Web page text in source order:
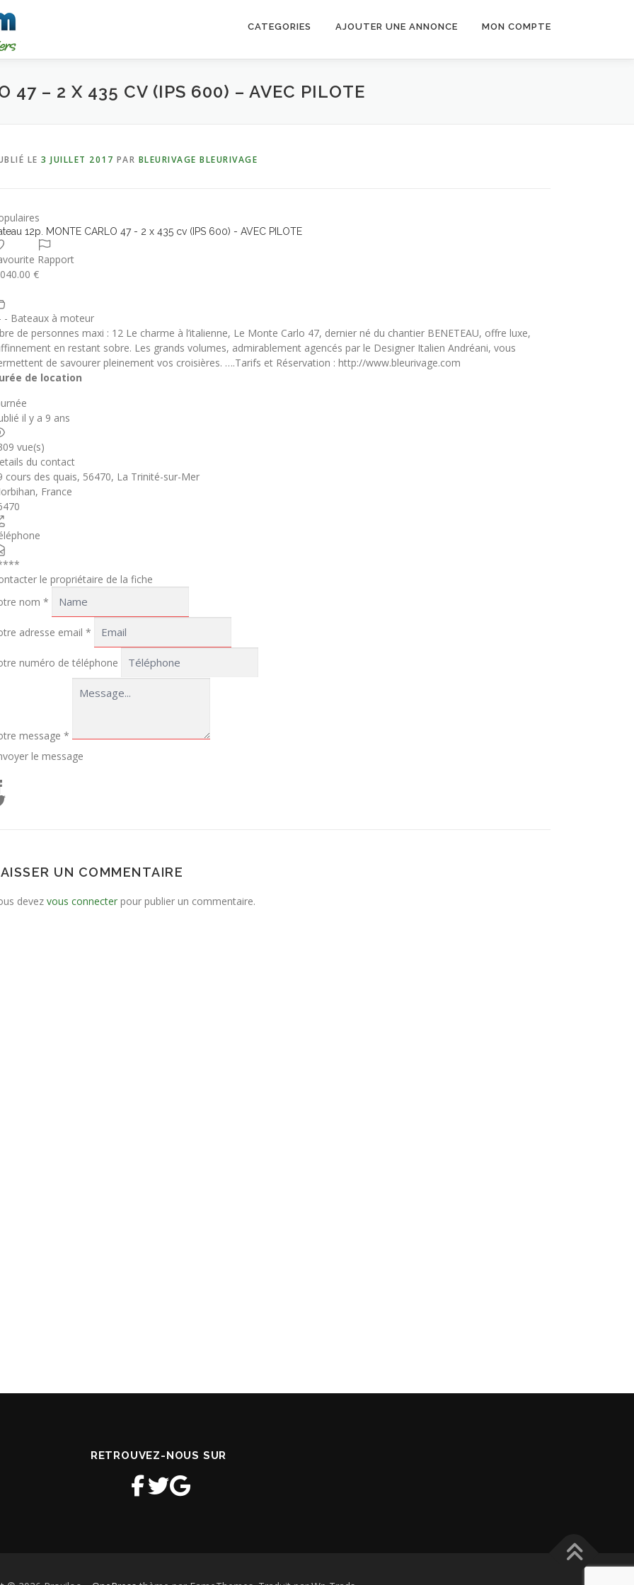
CATEGORIES AJOUTER UNE ANNONCE MON COMPTE
47 – 2 X 435 CV (IPS 600) – AVEC PILOTE
LE 3 JUILLET 2017 PAR BLEURIVAGE BLEURIVAGE
12p. MONTE CARLO 47 - 2 x 435 cv (IPS 600) - AVEC PILOTE
Rapport
€
- Bateaux à moteur
de personnes maxi : 12 Le charme à l’italienne, Le Monte Carlo 47, dernier né du chantier BENETEAU, offre luxe,
en restant sobre. Les grands volumes, admirablement agencés par le Designer Italien Andréani, vous
de savourer pleinement vos croisières. ….Tarifs et Réservation : http://www.bleurivage.com
de location
il y a 9 ans
vue(s)
du contact
cours des quais, 56470, La Trinité-sur-Mer
, France
le propriétaire de la fiche
nom *
adresse email *
numéro de téléphone
message *
le message
UN COMMENTAIRE
devez vous connecter pour publier un commentaire.
RETROUVEZ-NOUS SUR